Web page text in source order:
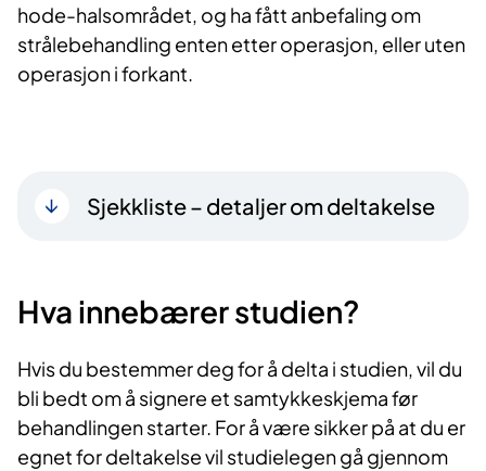
hode-halsområdet, og ha fått anbefaling om
strålebehandling enten etter operasjon, eller uten
operasjon i forkant.
Sjekkliste – detaljer om deltakelse
Hva innebærer studien?
Hvis du bestemmer deg for å delta i studien, vil du
bli bedt om å signere et samtykkeskjema før
behandlingen starter. For å være sikker på at du er
egnet for deltakelse vil studielegen gå gjennom